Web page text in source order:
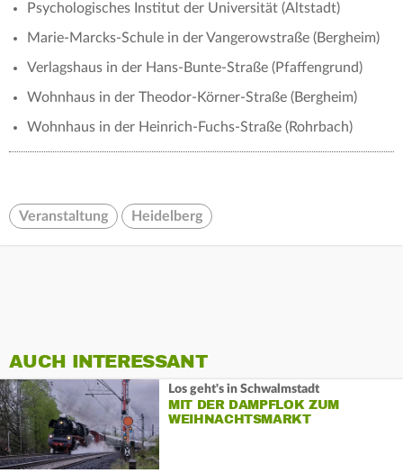
Psychologisches Institut der Universität (Altstadt)
Marie-Marcks-Schule in der Vangerowstraße (Bergheim)
Verlagshaus in der Hans-Bunte-Straße (Pfaffengrund)
Wohnhaus in der Theodor-Körner-Straße (Bergheim)
Wohnhaus in der Heinrich-Fuchs-Straße (Rohrbach)
Veranstaltung Heidelberg
AUCH INTERESSANT
Los geht's in Schwalmstadt
MIT DER DAMPFLOK ZUM
WEIHNACHTSMARKT